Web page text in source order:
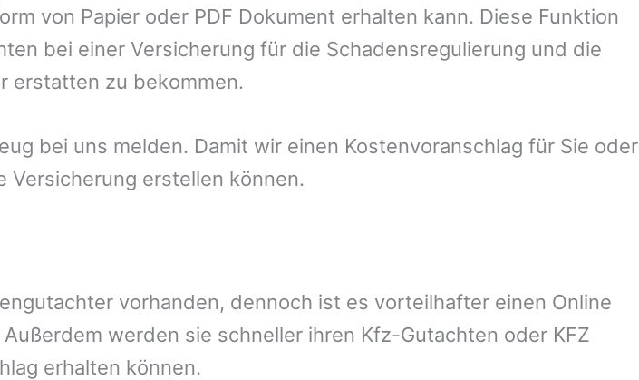
von Papier oder PDF Dokument erhalten kann. Diese Funktion
bei einer Versicherung für die Schadensregulierung und die
erstatten zu bekommen.
bei uns melden. Damit wir einen Kostenvoranschlag für Sie oder
Versicherung erstellen können.
vorhanden, dennoch ist es vorteilhafter einen Online
werden sie schneller ihren Kfz-Gutachten oder KFZ
erhalten können.